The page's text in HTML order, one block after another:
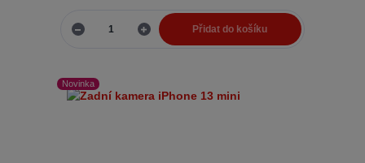
Přidat do košíku
Novinka